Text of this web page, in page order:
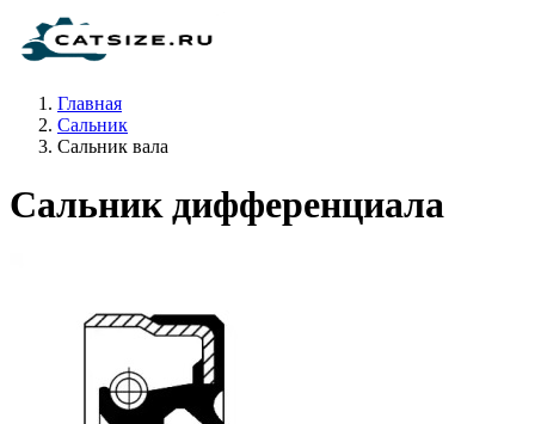
Главная
Сальник
Сальник вала
Сальник дифференциала